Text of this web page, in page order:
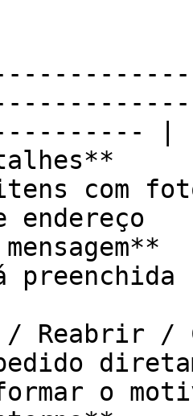
|
com
e
/ Reabrir /
o